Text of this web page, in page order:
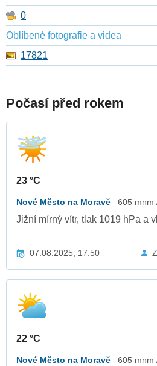
0
Oblíbené fotografie a videa
17821
Počasí před rokem
23 °C
Nové Město na Moravě 605 mnm
Jižní mírný vítr, tlak 1019 hPa a
07.08.2025, 17:50
22 °C
Nové Město na Moravě 605 mnm